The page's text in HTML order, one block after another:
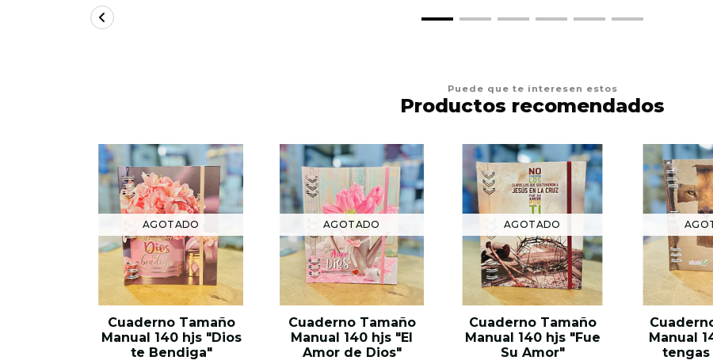
Puede que te interesen estos
Productos recomendados
AGOTADO
Cuaderno Tamaño
Manual 140 hjs "Dios
te Bendiga"
AGOTADO
Cuaderno Tamaño
Manual 140 hjs "El
Amor de Dios"
AGOTADO
Cuaderno Tamaño
Manual 140 hjs "Fue
Su Amor"
Manual